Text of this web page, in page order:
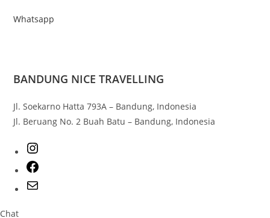
Whatsapp
BANDUNG NICE TRAVELLING
Jl. Soekarno Hatta 793A – Bandung, Indonesia
Jl. Beruang No. 2 Buah Batu – Bandung, Indonesia
Chat